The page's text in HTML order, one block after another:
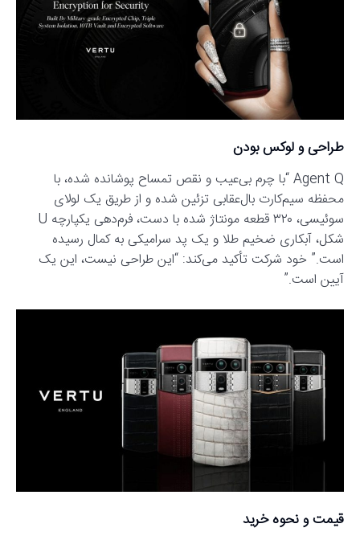
طراحی و لوکس بودن
Agent Q “با چرم بی‌عیب و نقص تمساح پوشانده شده، با
محفظه سیم‌کارت بال‌عقابی تزئین شده و از طریق یک لولای
سوئیسی، ۳۲۰ قطعه مونتاژ شده با دست، فرم‌دهی یکپارچه U
شکل، آبکاری ضخیم طلا و یک پد سرامیکی به کمال رسیده
است.” خود شرکت تأکید می‌کند: “این طراحی نیست، این یک
آیین است.”
قیمت و نحوه خرید